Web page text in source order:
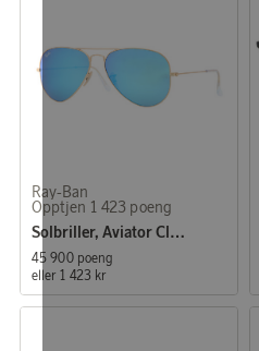
Ray-Ban
Opptjen 1 423 poeng
Solbriller, Aviator Classic
45 900 poeng
eller 1 423 kr